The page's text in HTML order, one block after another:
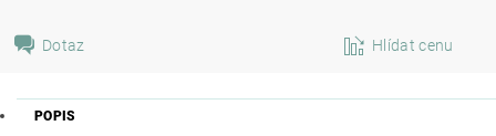
Dotaz Hlídat cenu
POPIS